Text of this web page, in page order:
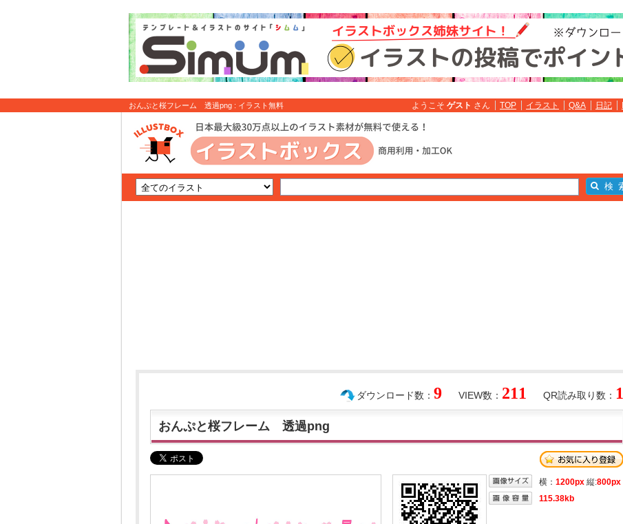
おんぷと桜フレーム 透過png : イラスト無料 ようこそ ゲスト さん TOP イラスト Q&A 日記
QR読み取り数： 1
VIEW数： 211
ダウンロード数： 9
おんぷと桜フレーム 透過png
横： 1200px 縦:800px
115.38kb